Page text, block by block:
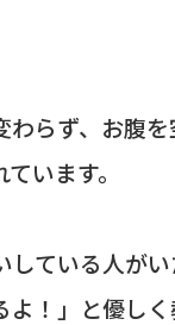
わらず、お腹
います。
している人が
！」と優しく